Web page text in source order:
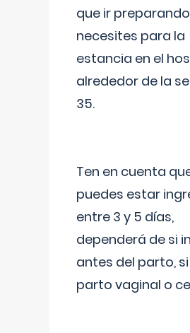
que ir
necesites para la
estancia en el
alrededor de la
35.
Ten en cuenta
puedes estar
entre 3 y 5 días,
dependerá de si
antes del parto,
parto vaginal o